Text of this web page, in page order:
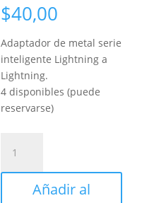
$40,00
Adaptador de metal serie
inteligente Lightning a
Lightning.
4 disponibles (puede
reservarse)
Lightning
a
LightningAñadir al